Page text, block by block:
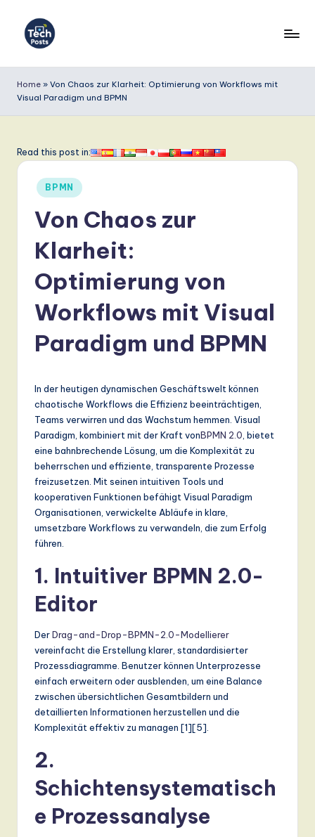
e
c
P
m
L
T
d
in
A
ft
Home » Von Chaos zur Klarheit: Optimierung von Workflows mit
Visual Paradigm und BPMN
Read this post in:
Posted
in
BPMN
Von Chaos zur
Klarheit:
Optimierung von
Workflows mit Visual
Paradigm und BPMN
In der heutigen dynamischen Geschäftswelt können
chaotische Workflows die Effizienz beeinträchtigen,
Teams verwirren und das Wachstum hemmen. Visual
Paradigm, kombiniert mit der Kraft vonBPMN 2.0 , bietet
eine bahnbrechende Lösung, um die Komplexität zu
beherrschen und effiziente, transparente Prozesse
freizusetzen. Mit seinen intuitiven Tools und
kooperativen Funktionen befähigt Visual Paradigm
Organisationen, verwickelte Abläufe in klare,
umsetzbare Workflows zu verwandeln, die zum Erfolg
führen.
1. Intuitiver BPMN 2.0-
Editor
DerDrag-and-Drop-BPMN-2.0-Modellierer
vereinfacht die Erstellung klarer, standardisierter
Prozessdiagramme. Benutzer können Unterprozesse
einfach erweitern oder ausblenden, um eine Balance
zwischen übersichtlichen Gesamtbildern und
detaillierten Informationen herzustellen und die
Komplexität effektiv zu managen [1][5].
2.
Schichtensystematisch
e Prozessanalyse